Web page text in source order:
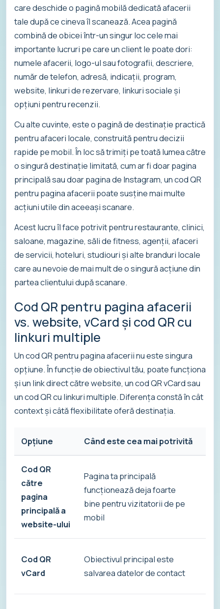
care deschide o pagină mobilă dedicată afacerii
tale după ce cineva îl scanează. Acea pagină
combină de obicei într-un singur loc cele mai
importante lucruri pe care un client le poate dori:
numele afacerii, logo-ul sau fotografii, descriere,
număr de telefon, adresă, indicații, program,
website, linkuri de rezervare, linkuri sociale și
opțiuni pentru recenzii.
Cu alte cuvinte, este o pagină de destinație practică
pentru afaceri locale, construită pentru decizii
rapide pe mobil. În loc să trimiți pe toată lumea către
o singură destinație limitată, cum ar fi doar pagina
principală sau doar pagina de Instagram, un cod QR
pentru pagina afacerii poate susține mai multe
acțiuni utile din aceeași scanare.
Acest lucru îl face potrivit pentru restaurante, clinici,
saloane, magazine, săli de fitness, agenții, afaceri
de servicii, hoteluri, studiouri și alte branduri locale
care au nevoie de mai mult de o singură acțiune din
partea clientului după scanare.
Cod QR pentru pagina afacerii
vs. website, vCard și cod QR cu
linkuri multiple
Un cod QR pentru pagina afacerii nu este singura
opțiune. În funcție de obiectivul tău, poate funcționa
și un link direct către website, un cod QR vCard sau
un cod QR cu linkuri multiple. Diferența constă în cât
context și câtă flexibilitate oferă destinația.
Opțiune Când este cea mai potrivită
Cod QR
către
pagina
principală a
website-ului
Pagina ta principală
funcționează deja foarte
bine pentru vizitatorii de pe
mobil
Cod QR
vCard
Obiectivul principal este
salvarea datelor de contact